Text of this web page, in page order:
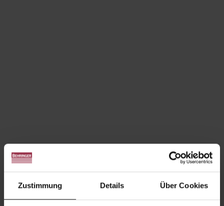
Zustimmung Details Über Cookies